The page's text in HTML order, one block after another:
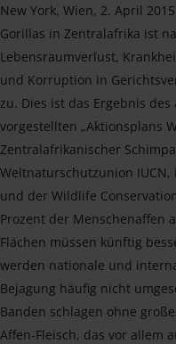
New York, Wien, 2. April
Gorillas in Zentralafrika ist
Lebensraumverlust,
und Korruption in
zu. Dies ist das Ergebnis
vorgestellten „Aktionsplans
Zentralafrikanischer
Weltnaturschutzunion
und der Wildlife
Prozent der Menschenaffen
Flächen müssen künftig
werden nationale und
Bejagung häufig nicht
Banden schlagen ohne
Affen-Fleisch, das vor allem